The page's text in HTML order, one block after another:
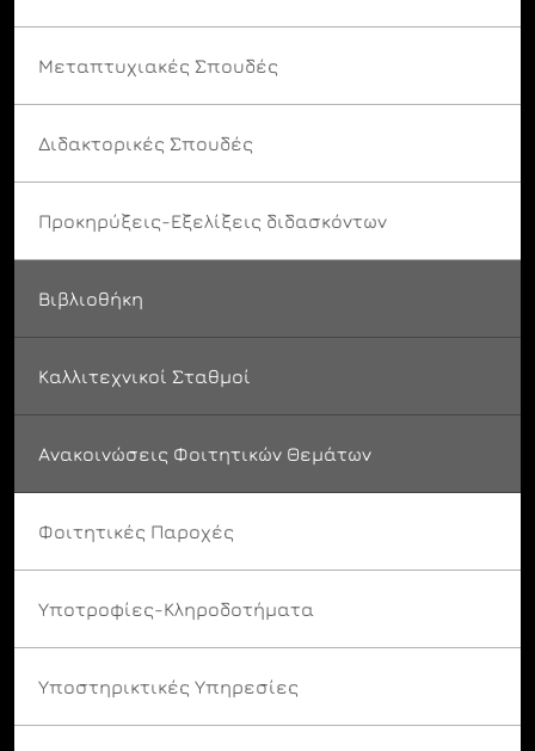
Μεταπτυχιακές Σπουδές
Διδακτορικές Σπουδές
Προκηρύξεις-Εξελίξεις διδασκόντων
Βιβλιοθήκη
Καλλιτεχνικοί Σταθμοί
Ανακοινώσεις Φοιτητικών Θεμάτων
Φοιτητικές Παροχές
Υποτροφίες-Κληροδοτήματα
Υποστηρικτικές Υπηρεσίες